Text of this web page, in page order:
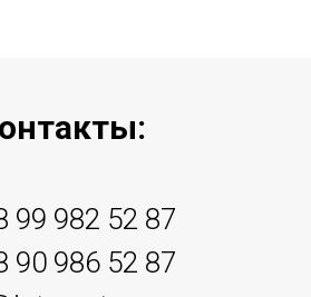
99 982 52 87
90 986 52 87